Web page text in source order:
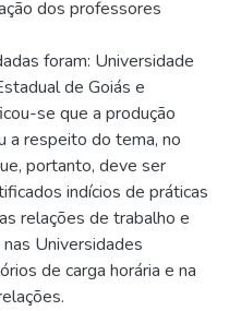
dos professores
foram: Universidade
de Goiás e
se que a produção
a respeito do tema, no
portanto, deve ser
indícios de práticas
relações de trabalho e
Universidades
de carga horária e na